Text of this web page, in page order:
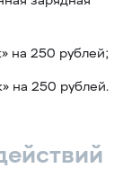
на 250 рублей;
на 250 рублей.